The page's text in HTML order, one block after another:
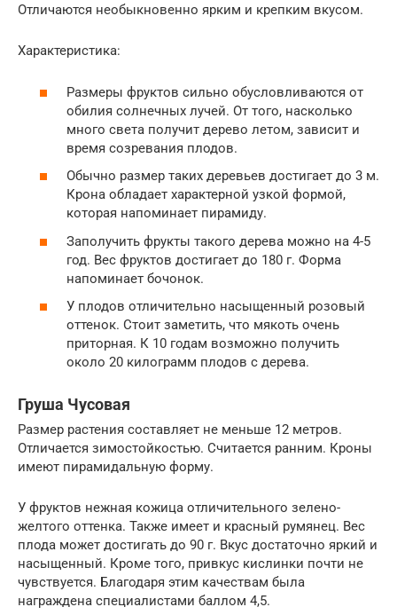
Отличаются необыкновенно ярким и крепким вкусом.
Характеристика:
Размеры фруктов сильно обусловливаются от
обилия солнечных лучей. От того, насколько
много света получит дерево летом, зависит и
время созревания плодов.
Обычно размер таких деревьев достигает до 3 м.
Крона обладает характерной узкой формой,
которая напоминает пирамиду.
Заполучить фрукты такого дерева можно на 4-5
год. Вес фруктов достигает до 180 г. Форма
напоминает бочонок.
У плодов отличительно насыщенный розовый
оттенок. Стоит заметить, что мякоть очень
приторная. К 10 годам возможно получить
около 20 килограмм плодов с дерева.
Груша Чусовая
Размер растения составляет не меньше 12 метров.
Отличается зимостойкостью. Считается ранним. Кроны
имеют пирамидальную форму.
У фруктов нежная кожица отличительного зелено-
желтого оттенка. Также имеет и красный румянец. Вес
плода может достигать до 90 г. Вкус достаточно яркий и
насыщенный. Кроме того, привкус кислинки почти не
чувствуется. Благодаря этим качествам была
награждена специалистами баллом 4,5.